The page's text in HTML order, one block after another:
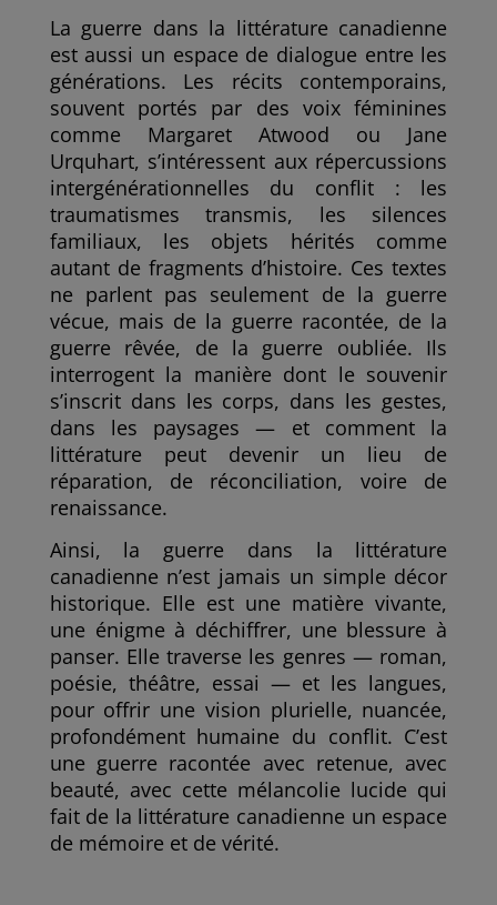
La guerre dans la littérature canadienne
est aussi un espace de dialogue entre les
générations. Les récits contemporains,
souvent portés par des voix féminines
comme Margaret Atwood ou Jane
Urquhart, s’intéressent aux répercussions
intergénérationnelles du conflit : les
traumatismes transmis, les silences
familiaux, les objets hérités comme
autant de fragments d’histoire. Ces textes
ne parlent pas seulement de la guerre
vécue, mais de la guerre racontée, de la
guerre rêvée, de la guerre oubliée. Ils
interrogent la manière dont le souvenir
s’inscrit dans les corps, dans les gestes,
dans les paysages — et comment la
littérature peut devenir un lieu de
réparation, de réconciliation, voire de
renaissance.
Ainsi, la guerre dans la littérature
canadienne n’est jamais un simple décor
historique. Elle est une matière vivante,
une énigme à déchiffrer, une blessure à
panser. Elle traverse les genres — roman,
poésie, théâtre, essai — et les langues,
pour offrir une vision plurielle, nuancée,
profondément humaine du conflit. C’est
une guerre racontée avec retenue, avec
beauté, avec cette mélancolie lucide qui
fait de la littérature canadienne un espace
de mémoire et de vérité.